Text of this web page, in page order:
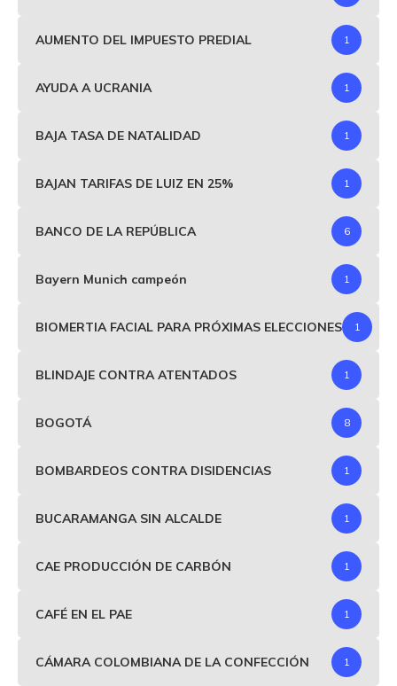
AUMENTO DEL IMPUESTO PREDIAL 1
AYUDA A UCRANIA 1
BAJA TASA DE NATALIDAD 1
BAJAN TARIFAS DE LUIZ EN 25% 1
BANCO DE LA REPÚBLICA 6
Bayern Munich campeón 1
BIOMERTIA FACIAL PARA PRÓXIMAS ELECCIONES 1
BLINDAJE CONTRA ATENTADOS 1
BOGOTÁ 8
BOMBARDEOS CONTRA DISIDENCIAS 1
BUCARAMANGA SIN ALCALDE 1
CAE PRODUCCIÓN DE CARBÓN 1
CAFÉ EN EL PAE 1
CÁMARA COLOMBIANA DE LA CONFECCIÓN 1